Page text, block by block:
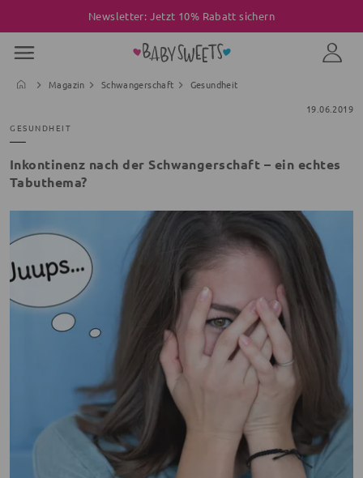
Newsletter: Jetzt 10% Rabatt sichern
Magazin Schwangerschaft
Gesundheit
19.06.2019
GESUNDHEIT
Inkontinenz nach der Schwangerschaft – ein echtes
Tabuthema?